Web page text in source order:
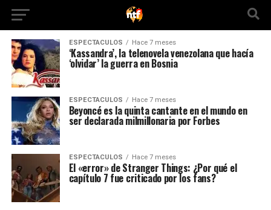
ESPECTACULOS Hace 7 meses
‘Kassandra’, la telenovela venezolana que hacía
‘olvidar’ la guerra en Bosnia
ESPECTACULOS Hace 7 meses
Beyoncé es la quinta cantante en el mundo en
ser declarada milmillonaria por Forbes
ESPECTACULOS Hace 7 meses
El «error» de Stranger Things: ¿Por qué el
capítulo 7 fue criticado por los fans?